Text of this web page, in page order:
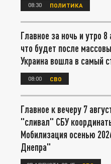
08:30 ПОЛИТИКА
Главное за ночь и утро
что будет после
Украина вошла в самый
08:00 СВО
Главное к вечеру 7
"сливал" СБУ
Мобилизация осенью
Днепра"